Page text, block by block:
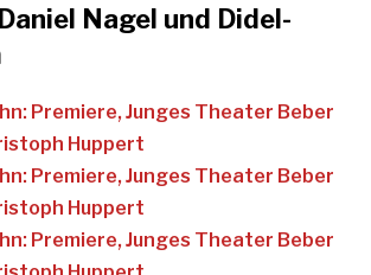
Nagel und Didel-